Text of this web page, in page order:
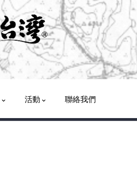
活動 聯絡我們